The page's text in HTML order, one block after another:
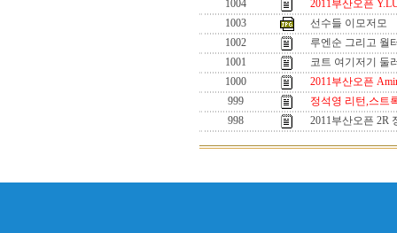
1004
2011부산오픈
1003
선수들 이모저모
1002
루엔순 그리고 월
1001
코트 여기저기 둘
1000
2011부산오픈
999
정석영 리턴,스트
998
2011부산오픈 2R